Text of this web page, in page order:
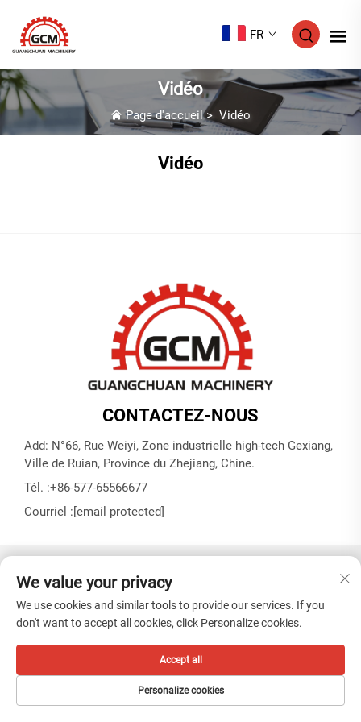
FR
Vidéo
Page d'accueil > Vidéo
Vidéo
CONTACTEZ-NOUS
Add: N°66, Rue Weiyi, Zone industrielle high-tech Gexiang,
Ville de Ruian, Province du Zhejiang, Chine.
Tél. :+86-577-65566677
Courriel :[email protected]
LTD -Politique de confidentialité
We value your privacy
We use cookies and similar tools to provide our services. If you
don't want to accept all cookies, click Personalize cookies.
Personalize cookies
Accept all